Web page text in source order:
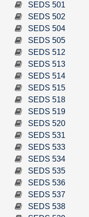
SEDS 501
SEDS 502
SEDS 504
SEDS 505
SEDS 512
SEDS 513
SEDS 514
SEDS 515
SEDS 518
SEDS 519
SEDS 520
SEDS 531
SEDS 533
SEDS 534
SEDS 535
SEDS 536
SEDS 537
SEDS 538